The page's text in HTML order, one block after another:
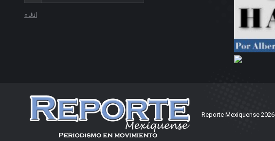
« Jul
Reporte Mexiquense 2026